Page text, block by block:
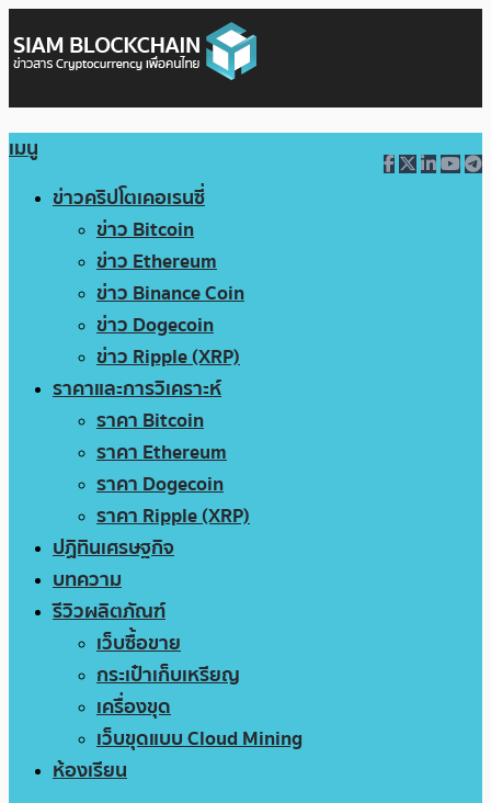
เมนู
ข่าวคริปโตเคอเรนซี่
ข่าว Bitcoin
ข่าว Ethereum
ข่าว Binance Coin
ข่าว Dogecoin
ข่าว Ripple (XRP)
ราคาและการวิเคราะห์
ราคา Bitcoin
ราคา Ethereum
ราคา Dogecoin
ราคา Ripple (XRP)
ปฏิทินเศรษฐกิจ
บทความ
รีวิวผลิตภัณฑ์
เว็บซื้อขาย
กระเป๋าเก็บเหรียญ
เครื่องขุด
เว็บขุดแบบ Cloud Mining
ห้องเรียน